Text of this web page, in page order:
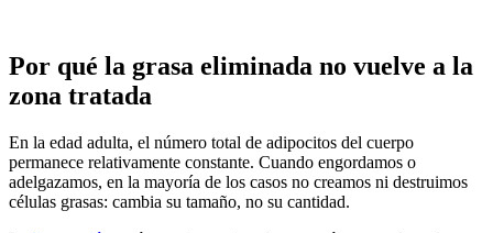
Por qué la grasa eliminada no vuelve a la
zona tratada
En la edad adulta, el número total de adipocitos del cuerpo
permanece relativamente constante. Cuando engordamos o
adelgazamos, en la mayoría de los casos no creamos ni destruimos
células grasas: cambia su tamaño, no su cantidad.